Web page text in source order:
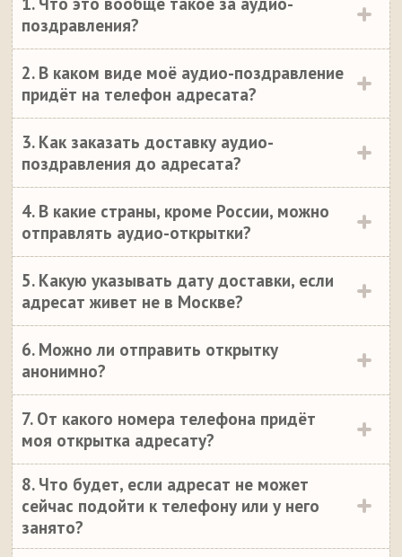
поздравления?
2. В каком виде моё аудио-поздравление
придёт на телефон адресата?
3. Как заказать доставку аудио-
поздравления до адресата?
4. В какие страны, кроме России, можно
отправлять аудио-открытки?
5. Какую указывать дату доставки, если
адресат живет не в Москве?
6. Можно ли отправить открытку
анонимно?
7. От какого номера телефона придёт
моя открытка адресату?
8. Что будет, если адресат не может
сейчас подойти к телефону или у него
занято?